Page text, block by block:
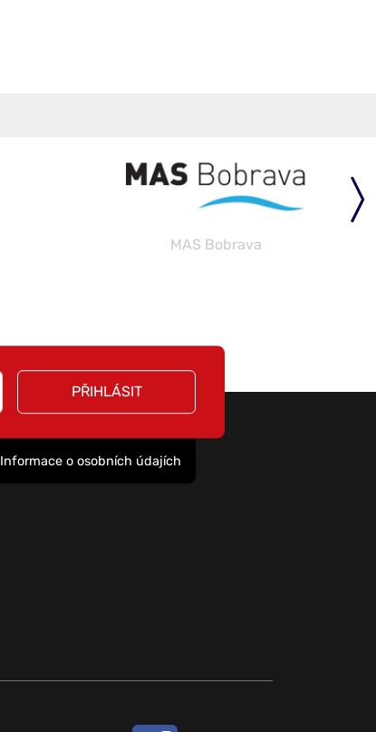
MAS Bobrava
PŘIHLÁSIT
Informace o osobních údajích